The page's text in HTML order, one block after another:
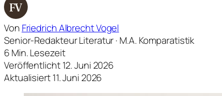
FV
Von Friedrich Albrecht Vogel
Senior-Redakteur Literatur · M.A. Komparatistik
6 Min. Lesezeit
Veröffentlicht 12. Juni 2026
Aktualisiert 11. Juni 2026